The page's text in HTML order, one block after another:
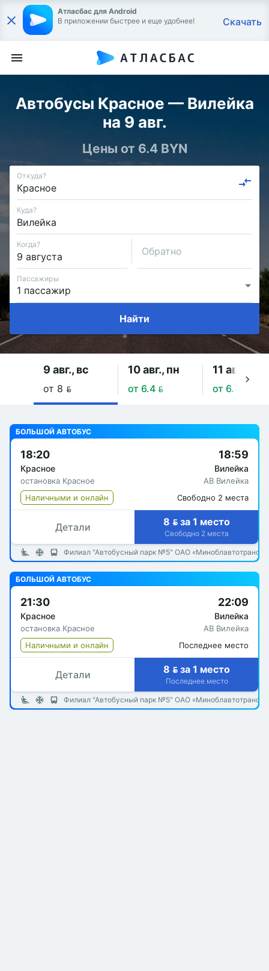
Атласбас для Android
В приложении быстрее и еще удобнее!
Скачать
Автобусы Красное — Вилейка
на 9 авг.
Цены от 6.4 BYN
Откуда?
Куда?
Когда?
Обратно
Пассажиры
Найти
9 авг., вс
от 8 
10 авг., пн
от 6.4 
11 авг., вт
от 6.4 
БОЛЬШОЙ АВТОБУС
18:20
Красное
остановка Красное
18:59
Вилейка
АВ Вилейка
Наличными и онлайн
Свободно 2 места
Детали 8  за 1 место
Свободно 2 места
Филиал "Автобусный парк №5" ОАО «Миноблавтотранс»
БОЛЬШОЙ АВТОБУС
21:30
Красное
остановка Красное
22:09
Вилейка
АВ Вилейка
Наличными и онлайн
Последнее место
Детали 8  за 1 место
Последнее место
Филиал "Автобусный парк №5" ОАО «Миноблавтотранс»